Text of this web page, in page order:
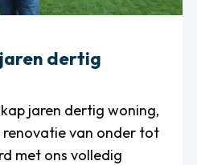
dertig
jaren dertig woning,
renovatie van onder tot
met ons volledig